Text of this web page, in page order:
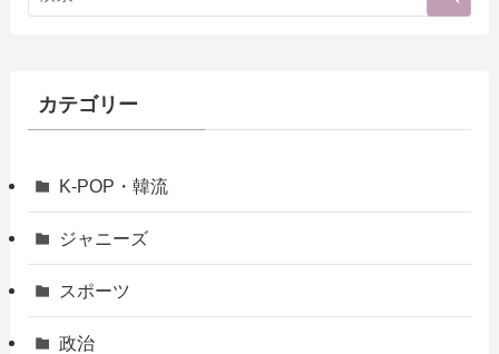
カテゴリー
K-POP・韓流
ジャニーズ
スポーツ
政治